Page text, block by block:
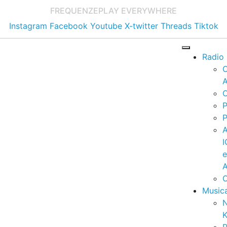
FREQUENZEPLAY EVERYWHERE
Instagram Facebook Youtube X-twitter Threads Tiktok
Radio
e